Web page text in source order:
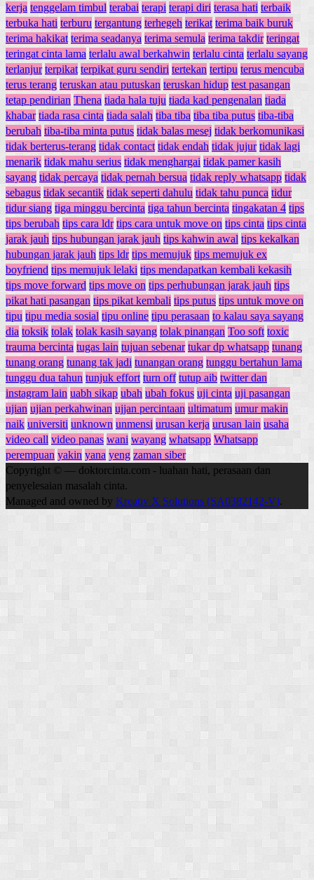
kerja tenggelam timbul terabai terapi terapi diri terasa hati terbaik
terbuka hati terburu tergantung terhegeh terikat terima baik buruk
terima hakikat terima seadanya terima semula terima takdir teringat
teringat cinta lama terlalu awal berkahwin terlalu cinta terlalu sayang
terlanjur terpikat terpikat guru sendiri tertekan tertipu terus mencuba
terus terang teruskan atau putuskan teruskan hidup test pasangan
tetap pendirian Thena tiada hala tuju tiada kad pengenalan tiada
khabar tiada rasa cinta tiada salah tiba tiba tiba tiba putus tiba-tiba
berubah tiba-tiba minta putus tidak balas mesej tidak berkomunikasi
tidak berterus-terang tidak contact tidak endah tidak jujur tidak lagi
menarik tidak mahu serius tidak menghargai tidak pamer kasih
sayang tidak percaya tidak pernah bersua tidak reply whatsapp tidak
sebagus tidak secantik tidak seperti dahulu tidak tahu punca tidur
tidur siang tiga minggu bercinta tiga tahun bercinta tingakatan 4 tips
tips berubah tips cara ldr tips cara untuk move on tips cinta tips cinta
jarak jauh tips hubungan jarak jauh tips kahwin awal tips kekalkan
hubungan jarak jauh tips ldr tips memujuk tips memujuk ex
boyfriend tips memujuk lelaki tips mendapatkan kembali kekasih
tips move forward tips move on tips perhubungan jarak jauh tips
pikat hati pasangan tips pikat kembali tips putus tips untuk move on
tipu tipu media sosial tipu online tipu perasaan to kalau saya sayang
dia toksik tolak tolak kasih sayang tolak pinangan Too soft toxic
trauma bercinta tugas lain tujuan sebenar tukar dp whatsapp tunang
tunang orang tunang tak jadi tunangan orang tunggu bertahun lama
tunggu dua tahun tunjuk effort turn off tutup aib twitter dan
instagram lain uabh sikap ubah ubah fokus uji cinta uji pasangan
ujian ujian perkahwinan ujjan percintaan ultimatum umur makin
naik universiti unknown unmensi urusan kerja urusan lain usaha
video call video panas wani wayang whatsapp Whatsapp
perempuan yakin yana yeng zaman siber
Copyright © — doktorcinta.com - luahan hati, perasaan dan
penyelesaian masalah cinta.
Managed and owned by Kreativ X Solutions (SA0382142-V).